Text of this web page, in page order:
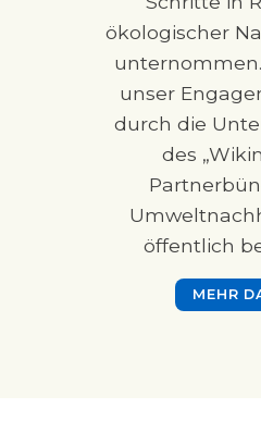
ökologischer
unser
durch die
des
öffentlich
MEHR